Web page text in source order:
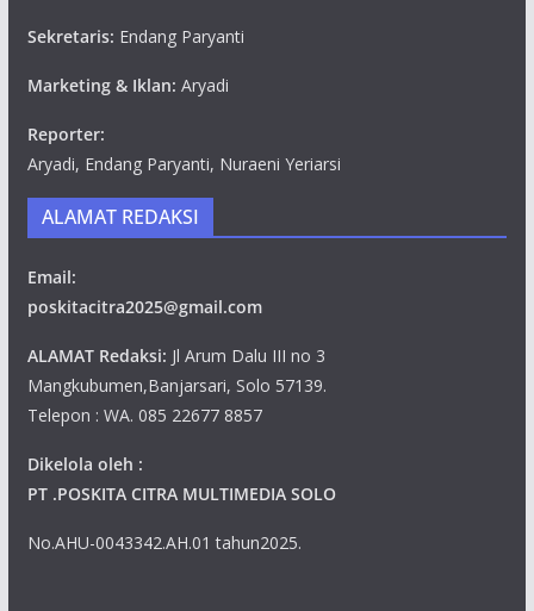
Sekretaris: Endang Paryanti
Marketing & Iklan: Aryadi
Reporter:
Aryadi, Endang Paryanti, Nuraeni Yeriarsi
ALAMAT REDAKSI
Email:
poskitacitra2025@gmail.com
ALAMAT Redaksi: Jl Arum Dalu III no 3
Mangkubumen,Banjarsari, Solo 57139.
Telepon : WA. 085 22677 8857
Dikelola oleh :
PT .POSKITA CITRA MULTIMEDIA SOLO
No.AHU-0043342.AH.01 tahun2025.